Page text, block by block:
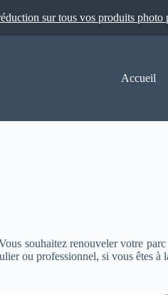
sur tous vos produits photo
Accueil
souhaitez renouveler votre
ou professionnel, si vous êtes